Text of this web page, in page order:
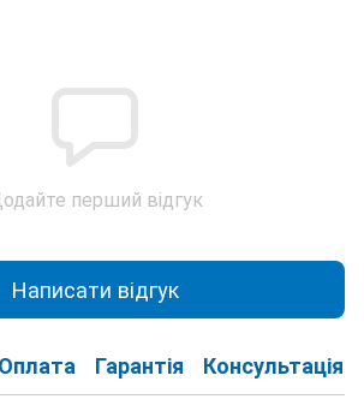
перший відгук
Написати відгук
Оплата Гарантія Консультація